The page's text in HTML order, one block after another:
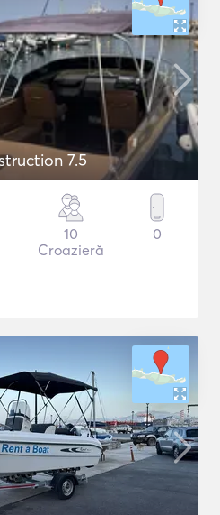
7.5
10
Croazieră
0